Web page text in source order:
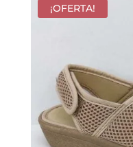
era:
es:
¡OFERTA!